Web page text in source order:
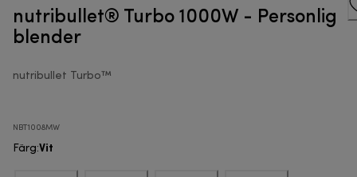
nutribullet® Turbo 1000W - Personlig
blender
nutribullet Turbo™
NBT1008MW
Färg:Vit